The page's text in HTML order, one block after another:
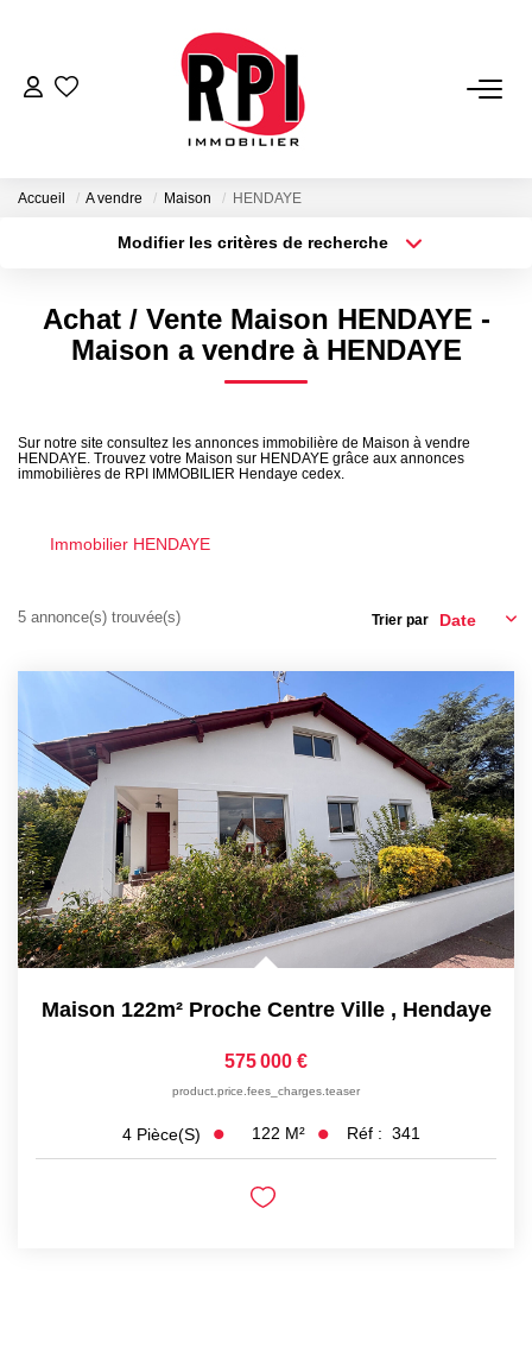
VENTES
LOCATIONS
NOS SERVICES
Estimation
Gestion
Nos Partenaires
L'agence
Notre Équipe
Actualités
CONTACT
ES
Accueil A vendre Maison HENDAYE
Modifier les critères de recherche
Sélectionnez...
Type de bien
Surface min
Créer une alerte
Achat / Vente Maison HENDAYE -
Maison a vendre à HENDAYE
Sur notre site consultez les annonces immobilière de Maison à vendre
HENDAYE. Trouvez votre Maison sur HENDAYE grâce aux annonces
immobilières de RPI IMMOBILIER Hendaye cedex.
Immobilier HENDAYE
5 annonce(s) trouvée(s) Trier par
Maison 122m² Proche Centre Ville , Hendaye
575 000 €
product.price.fees_charges.teaser
4 Pièce(s) 122 M² Réf : 341